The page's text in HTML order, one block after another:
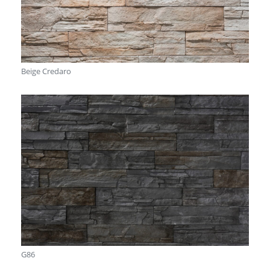
Beige Credaro
G86